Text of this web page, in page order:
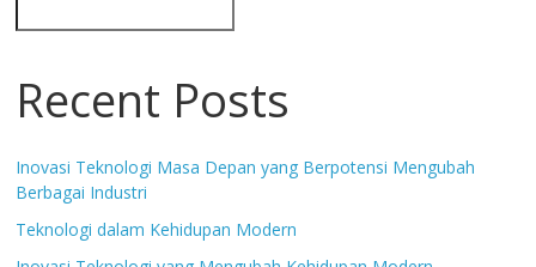
Recent Posts
Inovasi Teknologi Masa Depan yang Berpotensi Mengubah
Berbagai Industri
Teknologi dalam Kehidupan Modern